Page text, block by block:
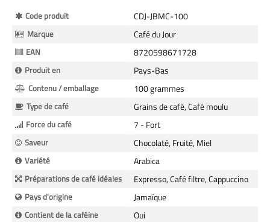
Plus
d’information
Code produit CDJ-JBMC-100
Marque Café du Jour
EAN 8720598671728
Produit en Pays-Bas
Contenu / emballage 100 grammes
Type de café Grains de café, Café moulu
Force du café 7 - Fort
Saveur Chocolaté, Fruité, Miel
Variété Arabica
Préparations de café idéales Expresso, Café filtre, Cappuccino
Pays d'origine Jamaïque
Contient de la caféine Oui